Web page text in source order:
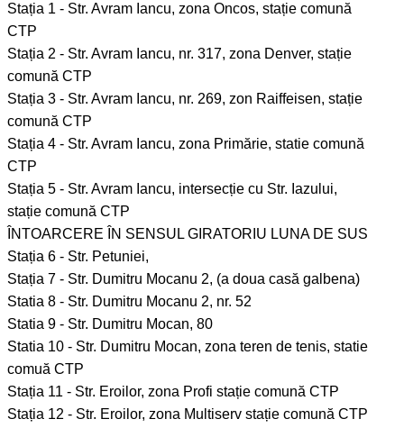
Stația 1 - Str. Avram Iancu, zona Oncos, stație comună
CTP
Stația 2 - Str. Avram Iancu, nr. 317, zona Denver, stație
comună CTP
Stația 3 - Str. Avram Iancu, nr. 269, zon Raiffeisen, stație
comună CTP
Stația 4 - Str. Avram Iancu, zona Primărie, statie comună
CTP
Stația 5 - Str. Avram Iancu, intersecție cu Str. Iazului,
stație comună CTP
ÎNTOARCERE ÎN SENSUL GIRATORIU LUNA DE SUS
Stația 6 - Str. Petuniei,
Stația 7 - Str. Dumitru Mocanu 2, (a doua casă galbena)
Statia 8 - Str. Dumitru Mocanu 2, nr. 52
Statia 9 - Str. Dumitru Mocan, 80
Statia 10 - Str. Dumitru Mocan, zona teren de tenis, statie
comuă CTP
Stația 11 - Str. Eroilor, zona Profi stație comună CTP
Stația 12 - Str. Eroilor, zona Multiserv stație comună CTP